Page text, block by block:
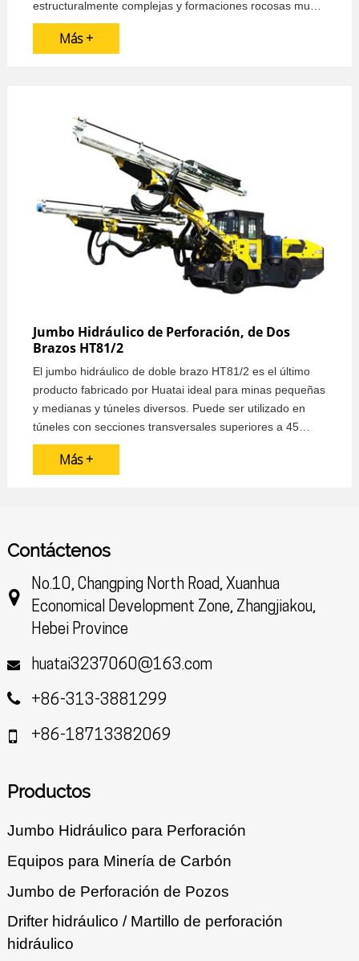
estructuralmente complejas y formaciones rocosas muy
dañadas. Nuestro principal objetivo es garantizar la
seguridad y la calidad de la instalación de los pernos.
Más +
Jumbo Hidráulico de Perforación, de Dos
Brazos HT81/2
El jumbo hidráulico de doble brazo HT81/2 es el último
producto fabricado por Huatai ideal para minas pequeñas
y medianas y túneles diversos. Puede ser utilizado en
túneles con secciones transversales superiores a 45
metros cuadrados.
El jumbo hidráulico de doble brazo utiliza un sistema de
Más +
Contáctenos
No.10, Changping North Road, Xuanhua
Economical Development Zone, Zhangjiakou,
Hebei Province
huatai3237060@163.com
+86-313-3881299
+86-18713382069
Productos
Jumbo Hidráulico para Perforación
Equipos para Minería de Carbón
Jumbo de Perforación de Pozos
Drifter hidráulico / Martillo de perforación
hidráulico